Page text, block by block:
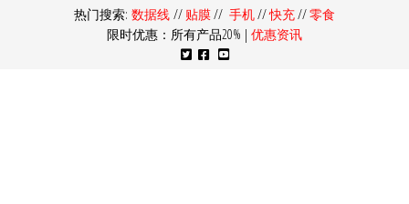
热门搜索: 数据线 // 贴膜// 手机//快充//零食
限时优惠：所有产品20% | 优惠资讯